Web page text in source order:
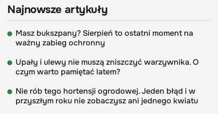
Najnowsze artykuły
Masz bukszpany? Sierpień to ostatni moment na
ważny zabieg ochronny
Upały i ulewy nie muszą zniszczyć warzywnika. O
czym warto pamiętać latem?
Nie rób tego hortensji ogrodowej. Jeden błąd i w
przyszłym roku nie zobaczysz ani jednego kwiatu